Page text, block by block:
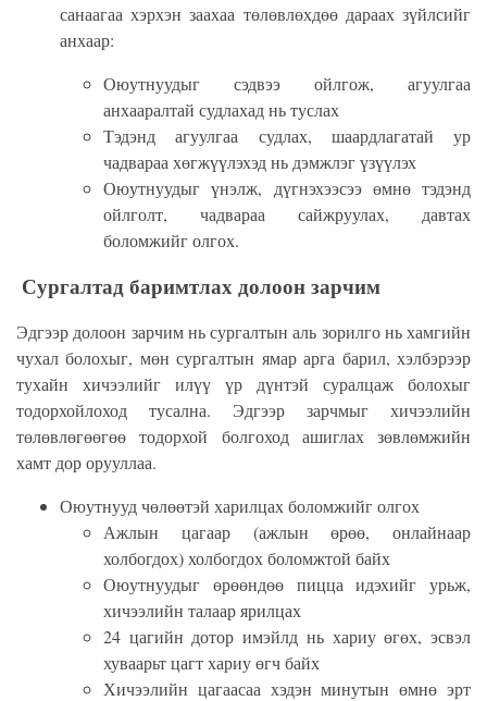
санаагаа хэрхэн заахаа төлөвлөхдөө дараах зүйлсийг
анхаар:
Оюутнуудыг сэдвээ ойлгож, агуулгаа
анхааралтай судлахад нь туслах
Тэдэнд агуулгаа судлах, шаардлагатай ур
чадвараа хөгжүүлэхэд нь дэмжлэг үзүүлэх
Оюутнуудыг үнэлж, дүгнэхээсээ өмнө тэдэнд
ойлголт, чадвараа сайжруулах, давтах
боломжийг олгох.
Сургалтад баримтлах долоон зарчим
Эдгээр долоон зарчим нь сургалтын аль зорилго нь хамгийн
чухал болохыг, мөн сургалтын ямар арга барил, хэлбэрээр
тухайн хичээлийг илүү үр дүнтэй суралцаж болохыг
тодорхойлоход тусална. Эдгээр зарчмыг хичээлийн
төлөвлөгөөгөө тодорхой болгоход ашиглах зөвлөмжийн
хамт дор орууллаа.
Оюутнууд чөлөөтэй харилцах боломжийг олгох
Ажлын цагаар (ажлын өрөө, онлайнаар
холбогдох) холбогдох боломжтой байх
Оюутнуудыг өрөөндөө пицца идэхийг урьж,
хичээлийн талаар ярилцах
24 цагийн дотор имэйлд нь хариу өгөх, эсвэл
хуваарьт цагт хариу өгч байх
Хичээлийн цагаасаа хэдэн минутын өмнө эрт